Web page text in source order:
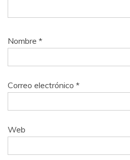
Nombre *
Correo electrónico *
Web